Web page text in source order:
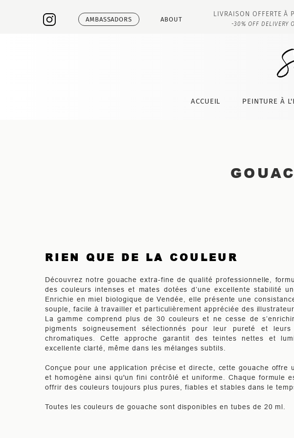
ABOUT
AMBASSADORS
LIVRAISON OFFERTE À
-30% OFF DELIVERY
ACCUEIL PEINTURE À
RIEN QUE DE LA COULEUR
Découvrez notre gouache extra-fine de qualité professionnelle,
des couleurs intenses et mates dotées d’une excellente stabilité
Enrichie en miel biologique de Vendée, elle présente une
souple, facile à travailler et particulièrement appréciée des
La gamme comprend plus de 30 couleurs et ne cesse de
pigments soigneusement sélectionnés pour leur pureté et leurs
chromatiques. Cette approche garantit des teintes nettes et
excellente clarté, même dans les mélanges subtils.
Conçue pour une application précise et directe, cette gouache offre
et homogène ainsi qu'un fini contrôlé et uniforme. Chaque formule
offrir des couleurs toujours plus pures, fiables et stables dans le
Toutes les couleurs de gouache sont disponibles en tubes de 20 ml.